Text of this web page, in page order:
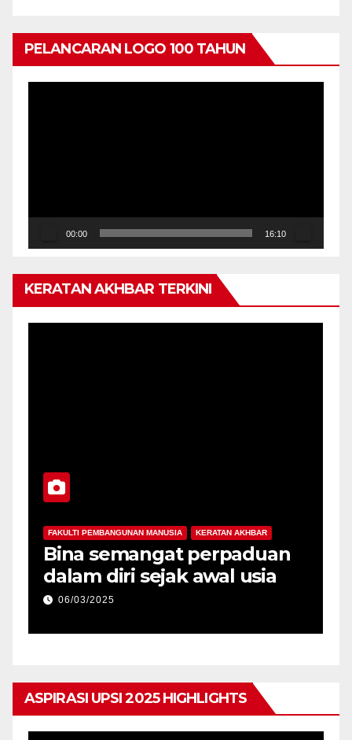
PELANCARAN LOGO 100 TAHUN
00:00 16:10
KERATAN AKHBAR TERKINI
FAKULTI PEMBANGUNAN MANUSIA KERATAN AKHBAR
Bina semangat perpaduan
dalam diri sejak awal usia
06/03/2025
ASPIRASI UPSI 2025 HIGHLIGHTS